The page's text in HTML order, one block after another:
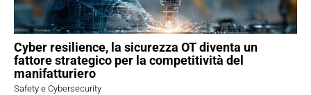
Cyber resilience, la sicurezza OT diventa un
fattore strategico per la competitività del
manifatturiero
Safety e Cybersecurity